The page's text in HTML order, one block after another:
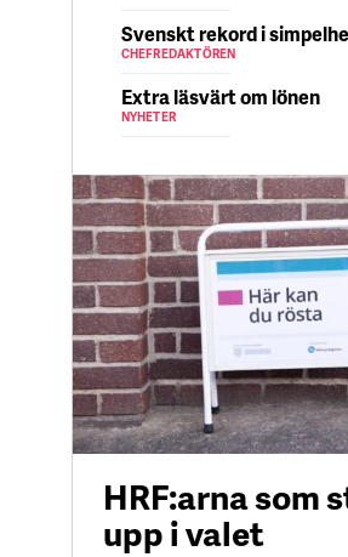
Svenskt rekord i
CHEFREDAKTÖREN
Extra läsvärt om lönen
NYHETER
HRF:arna som
upp i valet